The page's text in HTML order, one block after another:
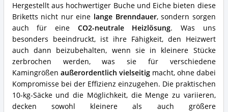
Hergestellt aus hochwertiger Buche und Eiche bieten diese
Briketts nicht nur eine lange Brenndauer, sondern sorgen
auch für eine CO2-neutrale Heizlösung. Was uns
besonders beeindruckt, ist ihre Fähigkeit, den Heizwert
auch dann beizubehalten, wenn sie in kleinere Stücke
zerbrochen werden, was sie für verschiedene
Kamingrößen außerordentlich vielseitigmacht, ohne dabei
Kompromisse bei der Effizienz einzugehen. Die praktischen
10-kg-Säcke und die Möglichkeit, die Menge zu variieren,
decken sowohl kleinere als auch größere